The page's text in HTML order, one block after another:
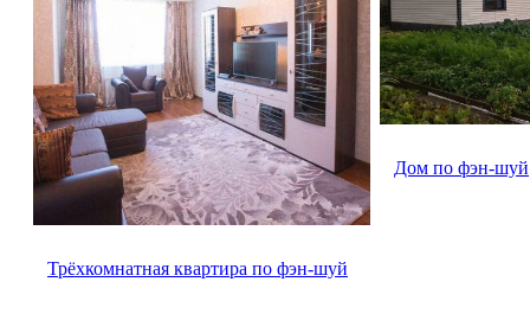
Трёхкомнатная квартира по фэн-шуй
Дом по фэн-шуй